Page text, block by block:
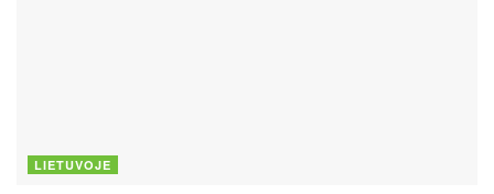
LIETUVOJE